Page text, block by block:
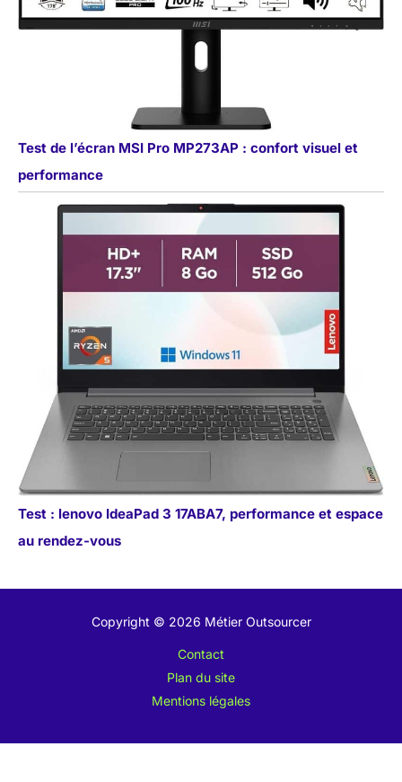
Test de l’écran MSI Pro MP273AP : confort visuel et
performance
Test : lenovo IdeaPad 3 17ABA7, performance et espace
au rendez-vous
Copyright © 2026 Métier Outsourcer
Contact
Plan du site
Mentions légales